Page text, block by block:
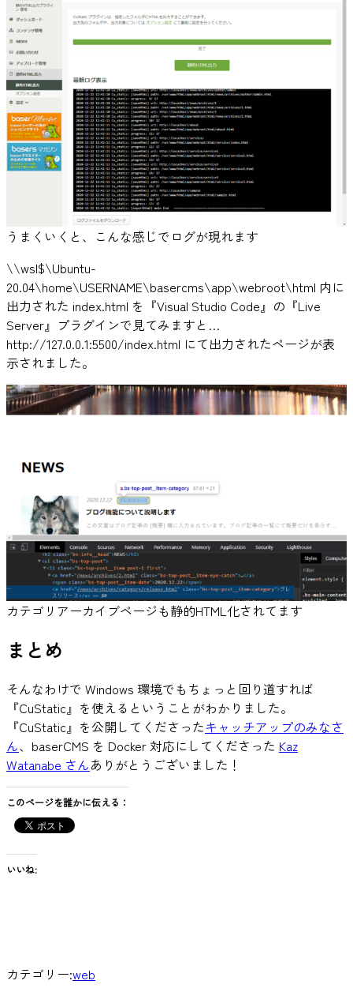
うまくいくと、こんな感じでログが現れます
\\wsl$\Ubuntu-
20.04\home\USERNAME\basercms\app\webroot\html 内に
出力された index.html を『Visual Studio Code』の『Live
Server』プラグインで見てみますと…
http://127.0.0.1:5500/index.html にて出力されたページが表
示されました。
カテゴリアーカイブページも静的HTML化されてます
まとめ
そんなわけで Windows 環境でもちょっと回り道すれば
『CuStatic』を使えるということがわかりました。
『CuStatic』を公開してくださったキャッチアップのみなさ
ん、baserCMS を Docker 対応にしてくださった Kaz
Watanabe さんありがとうございました！
このページを誰かに伝える：
いいね:
カテゴリー:web